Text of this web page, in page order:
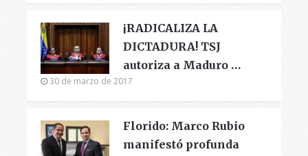
¡RADICALIZA LA
DICTADURA! TSJ
autoriza a Maduro …
30 de marzo de 2017
Florido: Marco Rubio
manifestó profunda